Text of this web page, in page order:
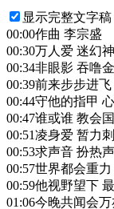
显示完整文字稿
00:00作曲 李宗盛
00:30万人爱 迷幻
00:34非眼影 吞噜
00:39前来步步进
00:44守他的指甲
00:47谁或谁 教会
00:51凌身爱 暂力
00:53求声音 扮热声
00:57世界都会重力
00:59他视野望下
01:06今晚共闻会万